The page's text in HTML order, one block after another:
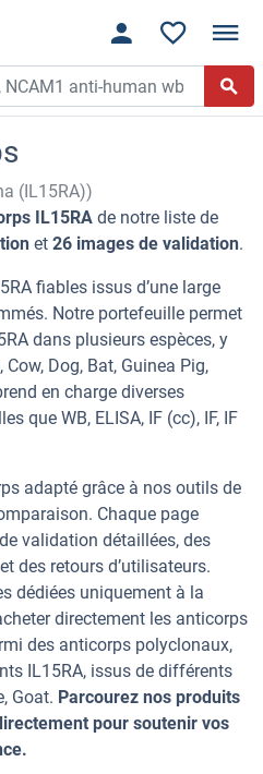
(IL15RA))
IL15RA de notre liste de
et 26 images de validation.
fiables issus d’une large
Notre portefeuille permet
dans plusieurs espèces, y
Dog, Bat, Guinea Pig,
en charge diverses
que WB, ELISA, IF (cc), IF, IF
adapté grâce à nos outils de
Chaque page
validation détaillées, des
des retours d’utilisateurs.
dédiées uniquement à la
directement les anticorps
des anticorps polyclonaux,
IL15RA, issus de différents
Goat. Parcourez nos produits
pour soutenir vos